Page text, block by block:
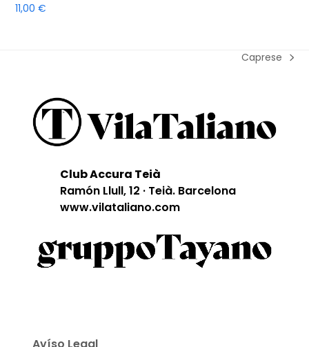
11,00€
next
Caprese
Club Accura Teià
Ramón Llull, 12 · Teià. Barcelona
www.vilataliano.com
Avíso Legal